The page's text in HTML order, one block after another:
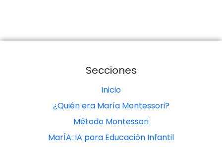
Secciones
Inicio
¿Quién era María Montessori?
Método Montessori
MarÍA: IA para Educación Infantil